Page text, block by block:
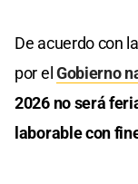
De acuerdo con
por elGobierno
2026 no será
laborable con